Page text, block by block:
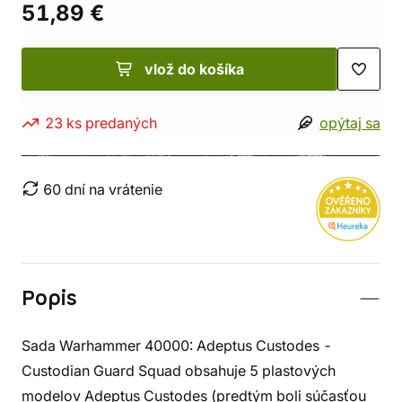
51,89 €
vlož do košíka
23 ks predaných opýtaj sa
60 dní na vrátenie
Popis
Sada Warhammer 40000: Adeptus Custodes -
Custodian Guard Squad obsahuje 5 plastových
modelov Adeptus Custodes (predtým boli súčasťou